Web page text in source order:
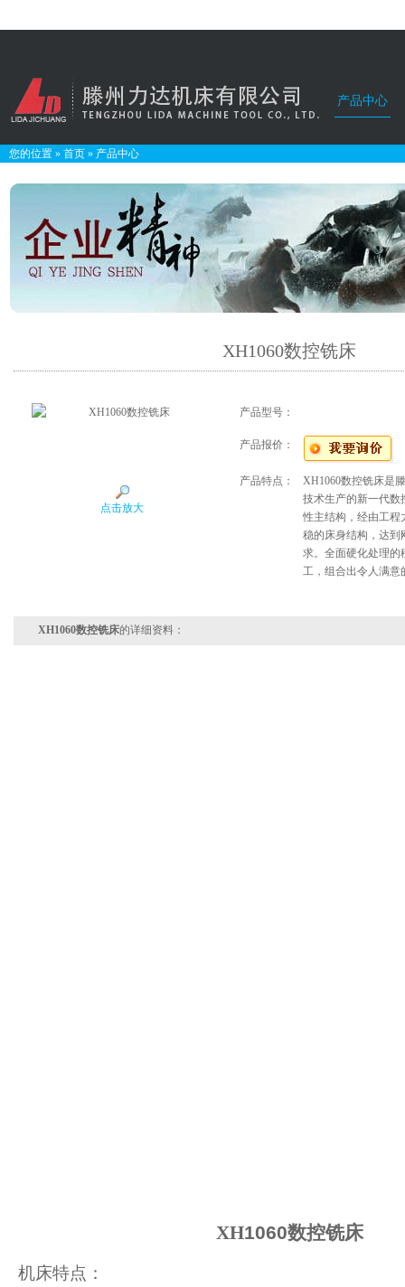
产品中心
您的位置 » 首页 » 产品中心
XH1060数控铣床
点击放大
产品型号：
产品报价：
产品特点：
XH1060数控铣床是
技术生产的新一代
性主结构，经由工程
稳的床身结构，达到
求。全面硬化处理的
工，组合出令人满意
XH1060数控铣床的详细资料：
XH1060数控铣床
机床特点：